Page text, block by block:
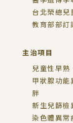
台北榮總兒
教育部部訂
主治項目
兒童性早
甲狀腺功能
胖
新生兒篩檢
染色體異常